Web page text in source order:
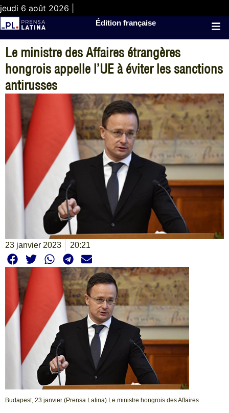
jeudi 6 août 2026 |
Édition française
Le ministre des Affaires étrangères
hongrois appelle l’UE à éviter les sanctions
antirusses
23 janvier 2023 20:21
Budapest, 23 janvier (Prensa Latina) Le ministre hongrois des Affaires